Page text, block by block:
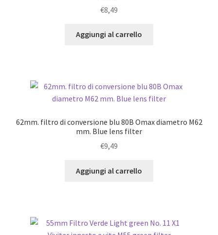
€8,49
Aggiungi al carrello
62mm. filtro di conversione blu 80B Omax diametro M62
mm. Blue lens filter
€9,49
Aggiungi al carrello